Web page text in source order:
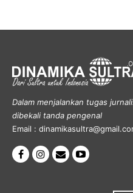
Dalam menjalankan tugas
dibekali tanda pengenal
Email :